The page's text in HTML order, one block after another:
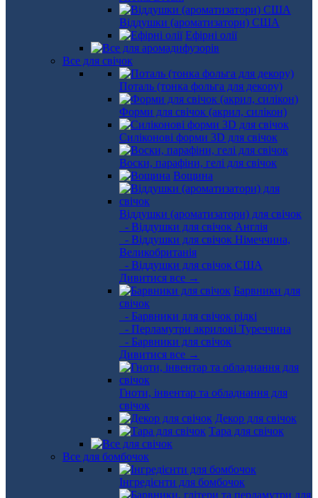
Віддушки (ароматизатори) США
Ефірні олії
Все для свічок
Поталь (тонка фольга для декору)
Форми для свічок (акрил, силікон)
Силіконові форми 3D для свічок
Воски, парафіни, гелі для свічок
Вощина
Віддушки (ароматизатори) для свічок
- Віддушки для свічок Англія
- Віддушки для свічок Німеччина,
Великобританія
- Віддушки для свічок США
Дивитися все →
Барвники для
свічок
- Барвники для свічок рідкі
- Перламутри акрилові Туреччина
- Барвники для свічок
Дивитися все →
Гноти, інвентар та обладнання для
свічок
Декор для свічок
Тара для свічок
Все для бомбочок
Інгредієнти для бомбочок